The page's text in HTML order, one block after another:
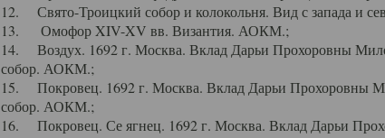
12. Свято-Троицкий собор и колокольня. Вид с запада и
13. Омофор XIV-XV вв. Византия. АОКМ.;
14. Воздух. 1692 г. Москва. Вклад Дарьи Прохоровны
собор. АОКМ.;
15. Покровец. 1692 г. Москва. Вклад Дарьи Прохоровны
собор. АОКМ.;
16. Покровец. Се ягнец. 1692 г. Москва. Вклад Дарьи